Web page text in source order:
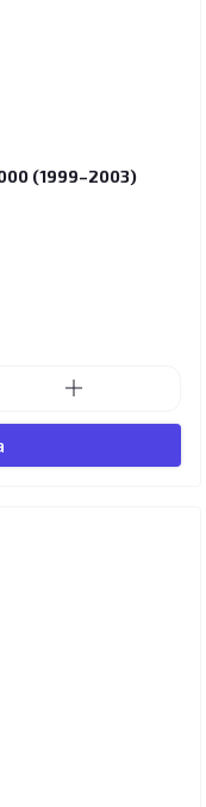
(1999–2003)